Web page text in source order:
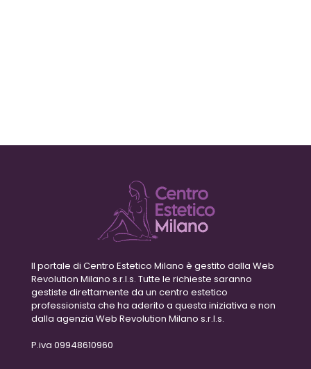
Il portale di Centro Estetico Milano è gestito dalla Web
Revolution Milano s.r.l.s. Tutte le richieste saranno
gestiste direttamente da un centro estetico
professionista che ha aderito a questa iniziativa e non
dalla agenzia Web Revolution Milano s.r.l.s.
P.iva 09948610960